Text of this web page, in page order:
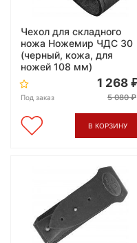
Чехол для складного
ножа Ножемир ЧДС 30
(черный, кожа, для
ножей 108 мм)
Под заказ
1 268
5 080
В КОРЗИНУ